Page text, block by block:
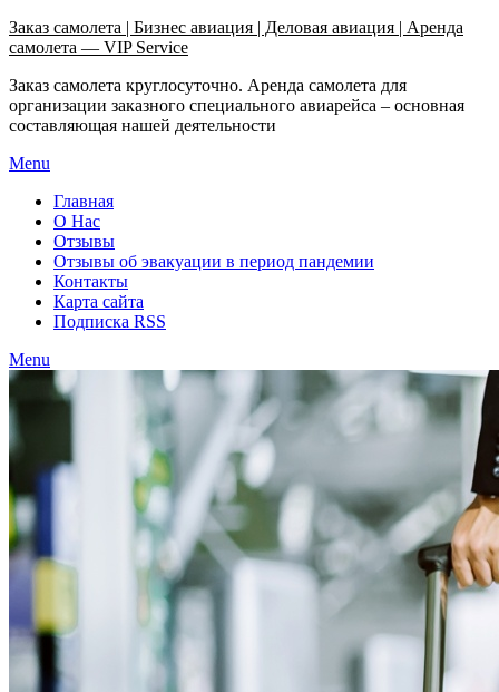
Заказ самолета | Бизнес авиация | Деловая авиация | Аренда
самолета — VIP Service
Заказ самолета круглосуточно. Аренда самолета для
организации заказного специального авиарейса – основная
составляющая нашей деятельности
Menu
Главная
О Нас
Отзывы
Отзывы об эвакуации в период пандемии
Контакты
Карта сайта
Подписка RSS
Menu